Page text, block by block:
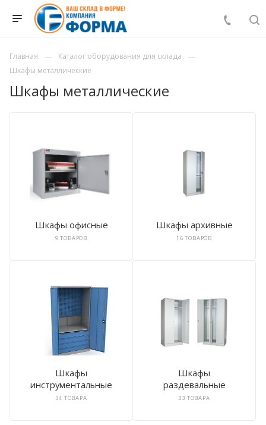
Главная
Каталог оборудования для склада
Шкафы металлические
Шкафы металлические
Шкафы офисные
9 ТОВАРОВ
Шкафы архивные
16 ТОВАРОВ
Шкафы
инструментальные
34 ТОВАРА
Шкафы
раздевальные
33 ТОВАРА